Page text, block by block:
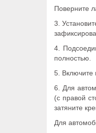
Поверните
3.
4.
полностью.
5. Включите
6. Для
(с правой
затяните
Для